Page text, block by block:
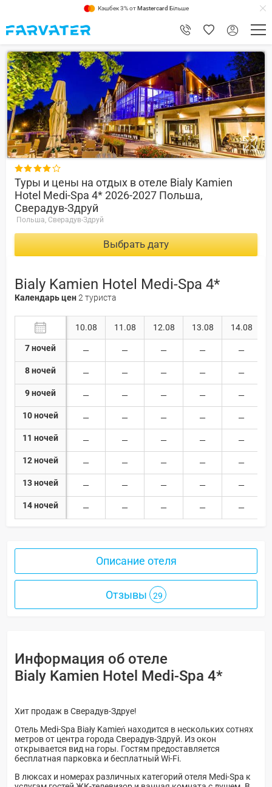
Кэшбек 3% отMastercard Більше
9.6

Туры и цены на отдых в отеле Bialy Kamien
Hotel Medi-Spa 4* 2026-2027 Польша,
Сверадув-Здруй
Польша, Сверадув-Здруй
Выбрать дату
Bialy Kamien Hotel Medi-Spa 4*
Календарь цен2 туриста
7 ночей
8 ночей
9 ночей
10 ночей
11 ночей
12 ночей
13 ночей
14 ночей
10.08 11.08 12.08 13.08 14.08
Описание отеля
Отзывы 29
Информация об отеле
Bialy Kamien Hotel Medi-Spa 4*
Хит продаж в Сверадув-Здруе!
Отель Medi-Spa Biały Kamień находится в нескольких сотнях
метров от центра города Сверадув-Здруй. Из окон
открывается вид на горы. Гостям предоставляется
бесплатная парковка и бесплатный Wi-Fi.
В люксах и номерах различных категорий отеля Medi-Spa к